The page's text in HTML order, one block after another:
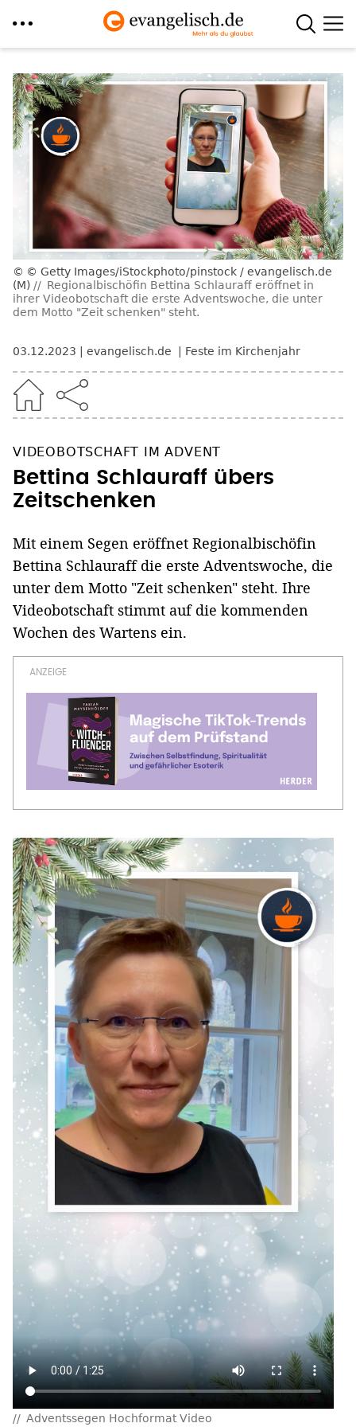
zum
Inhalt
© Getty Images/iStockphoto/pinstock / evangelisch.de
(M)
Regionalbischöfin Bettina Schlauraff eröffnet in
ihrer Videobotschaft die erste Adventswoche, die unter
dem Motto "Zeit schenken" steht.
03.12.2023 evangelisch.de Feste im Kirchenjahr
VIDEOBOTSCHAFT IM ADVENT
Bettina Schlauraff übers
Zeitschenken
Mit einem Segen eröffnet Regionalbischöfin
Bettina Schlauraff die erste Adventswoche, die
unter dem Motto "Zeit schenken" steht. Ihre
Videobotschaft stimmt auf die kommenden
Wochen des Wartens ein.
Adventssegen Hochformat Video